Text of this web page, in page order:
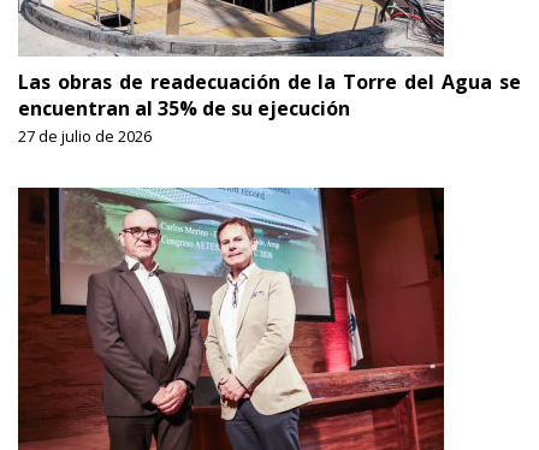
Las obras de readecuación de la Torre del Agua se
encuentran al 35% de su ejecución
27 de julio de 2026